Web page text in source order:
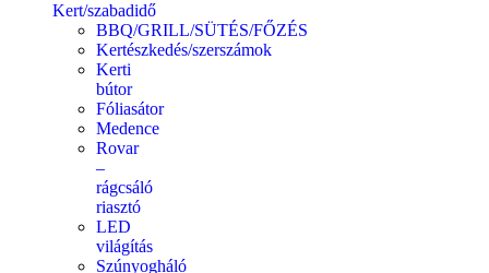
Kert/szabadidő
BBQ/GRILL/SÜTÉS/FŐZÉS
Kertészkedés/szerszámok
Kerti
bútor
Fóliasátor
Medence
Rovar
–
rágcsáló
riasztó
LED
világítás
Szúnyogháló